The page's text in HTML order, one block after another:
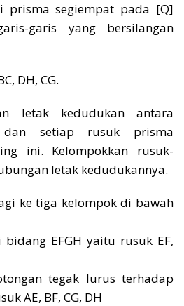
prisma segiempat pada [Q]
garis yang bersilangan
DH, CG.
letak kedudukan antara
dan setiap rusuk prisma
ini. Kelompokkan rusuk-
letak kedudukannya.
ke tiga kelompok di bawah
EFGH yaitu rusuk EF,
tegak lurus terhadap
AE, BF, CG, DH